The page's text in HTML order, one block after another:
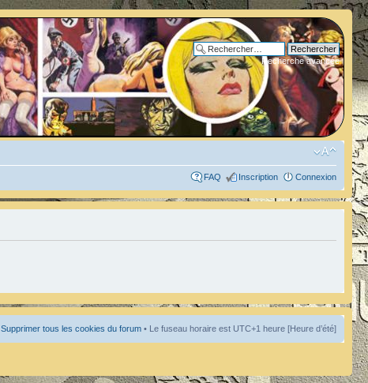
Recherche avancée
FAQ Inscription Connexion
Supprimer tous les cookies du forum • Le fuseau horaire est UTC+1 heure [Heure d’été]